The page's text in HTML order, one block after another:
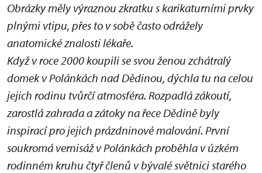
Obrázky měly výraznou zkratku s karikaturními prvky
plnými vtipu, přes to v sobě často odrážely
anatomické znalosti lékaře.
Když v roce 2000 koupili se svou ženou zchátralý
domek v Polánkách nad Dědinou, dýchla tu na celou
jejich rodinu tvůrčí atmosféra. Rozpadlá zákoutí,
zarostlá zahrada a zátoky na řece Dědině byly
inspirací pro jejich prázdninové malování. První
soukromá vernisáž v Polánkách proběhla v úzkém
rodinném kruhu čtyř členů v bývalé světnici starého